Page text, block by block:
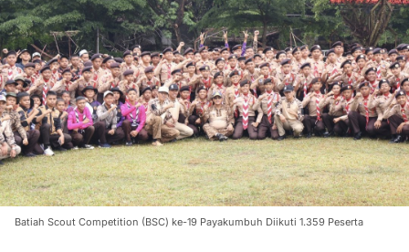
Batiah Scout Competition (BSC) ke-19 Payakumbuh Diikuti 1.359 Peserta